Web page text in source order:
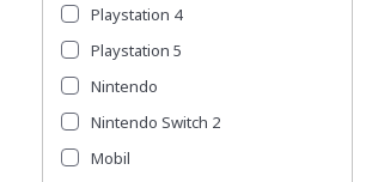
Playstation 4
Playstation 5
Nintendo
Nintendo Switch 2
Mobil